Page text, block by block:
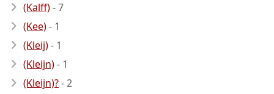
(Kalff)- 7
(Kee)- 1
(Kleij)- 1
(Kleijn)- 1
(Kleijn)?- 2